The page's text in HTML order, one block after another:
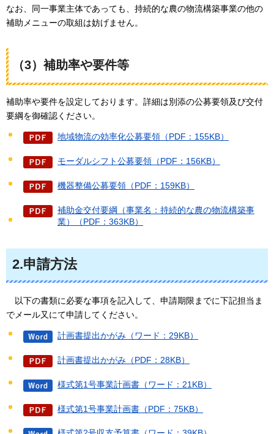
なお、同一事業主体であっても、持続的な農の物流構築事業の他の
補助メニューの取組は妨げません。
（3）補助率や要件等
補助率や要件を設定しております。詳細は別添の公募要領及び交付
要綱を御確認ください。
地域物流の効率化公募要領（PDF：155KB）
モーダルシフト公募要領（PDF：156KB）
機器整備公募要領（PDF：159KB）
補助金交付要綱（事業名：持続的な農の物流構築事
業）（PDF：363KB）
2.申請方法
以下の書類に必要な事項を記入して、申請期限までに下記担当ま
でメール又にて申請してください。
計画書提出かがみ（ワード：29KB）
計画書提出かがみ（PDF：28KB）
様式第1号事業計画書（ワード：21KB）
様式第1号事業計画書（PDF：75KB）